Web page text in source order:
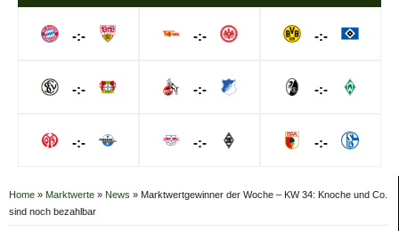
-:-
-:-
-:-
-:-
-:-
-:-
-:-
-:-
-:-
Home » Marktwerte » News » Marktwertgewinner der Woche – KW 34: Knoche und Co.
sind noch bezahlbar